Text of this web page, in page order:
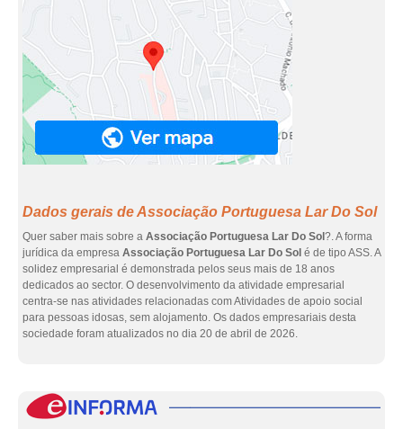
Dados gerais de Associação Portuguesa Lar Do Sol
Quer saber mais sobre a Associação Portuguesa Lar Do Sol ?. A forma
jurídica da empresa Associação Portuguesa Lar Do Sol é de tipo ASS. A
solidez empresarial é demonstrada pelos seus mais de 18 anos
dedicados ao sector. O desenvolvimento da atividade empresarial
centra-se nas atividades relacionadas com Atividades de apoio social
para pessoas idosas, sem alojamento. Os dados empresariais desta
sociedade foram atualizados no dia 20 de abril de 2026.